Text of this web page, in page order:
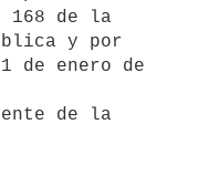
168 de la
y por
de enero de